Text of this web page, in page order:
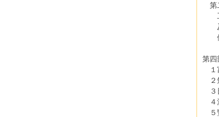
第
工
及
優
第
１
２
３
４
５